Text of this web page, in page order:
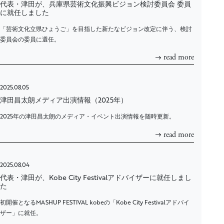
代表・津田が、兵庫県芸術文化振興ビジョン検討委員会 委員
に就任しました
「芸術文化立県ひょうご」を目指した新たなビジョン改定に伴う、検討
委員会の委員に選任。
read more
2025.08.05
津田昌太朗メディア出演情報（2025年）
2025年の津田昌太朗のメディア・イベント出演情報を随時更新。
read more
2025.08.04
代表・津田が、Kobe City Festivalアドバイザーに就任しまし
た
初開催となるMASHUP FESTIVAL kobeの「Kobe City Festivalアドバイ
ザー」に就任。